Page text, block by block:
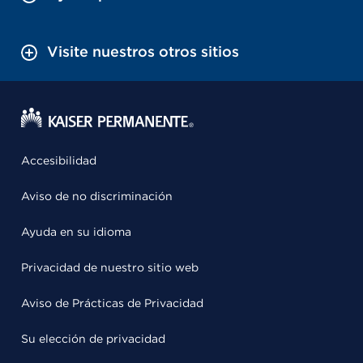
Visite nuestros otros sitios
Accesibilidad
Aviso de no discriminación
Ayuda en su idioma
Privacidad de nuestro sitio web
Aviso de Prácticas de Privacidad
Su elección de privacidad